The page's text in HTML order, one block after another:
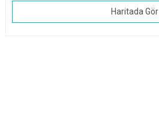
Haritada Gör